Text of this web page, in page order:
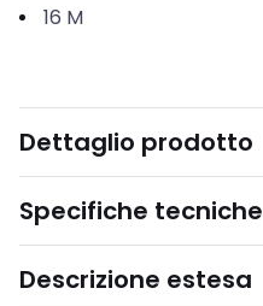
16 M
Dettaglio prodotto
Specifiche tecniche
Descrizione estesa